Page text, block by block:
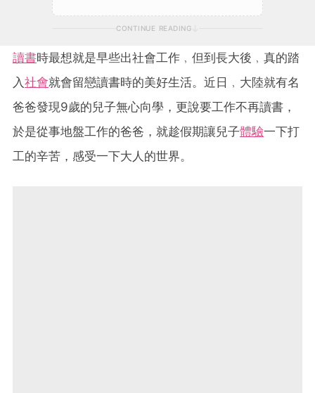
CONTINUE READING
讀書時最想就是早些出社會工作﹐但到長大後﹐真的踏
入 社會就會留戀讀書時的美好生活。近日﹐大陸就有名
爸爸發現9歲的兒子無心向學，更說要工作不再讀書，
於是從事地盤工作的爸爸，就趁假期讓兒子體驗一下打
工的辛苦，感受一下大人的世界。